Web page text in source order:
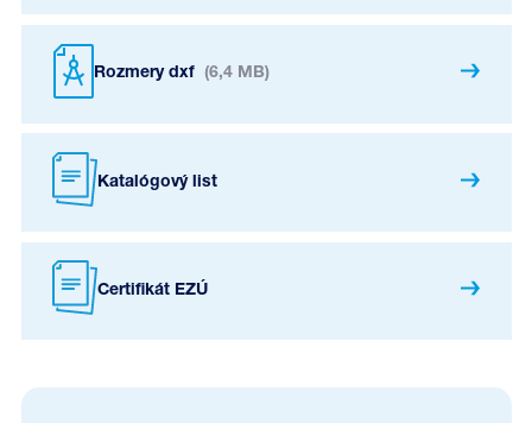
Rozmery dxf (6,4 MB)
Katalógový list
Certifikát EZÚ